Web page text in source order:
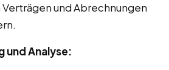
und Abrechnungen
und Analyse: